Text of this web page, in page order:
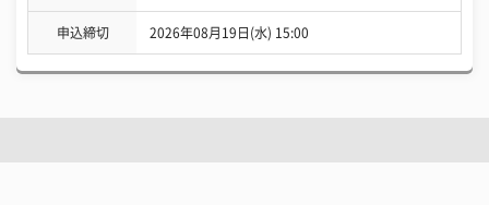
申込締切 2026年08月19日(水) 15:00